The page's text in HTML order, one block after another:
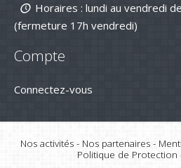
Horaires : lundi au vendredi
(fermeture 17h vendredi)
Compte
Connectez-vous
Nos activités- Nos partenaires-
Politique de Protection